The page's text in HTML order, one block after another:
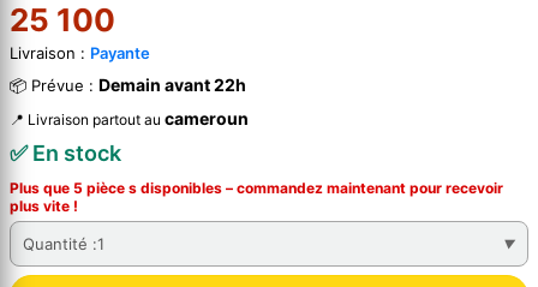
25 100
Livraison : Payante
📦 Prévue : Demain avant 22h
📍 Livraison partout au cameroun
✅ En stock
Plus que 5 pièce s disponibles – commandez maintenant pour recevoir
plus vite !
Quantité :1